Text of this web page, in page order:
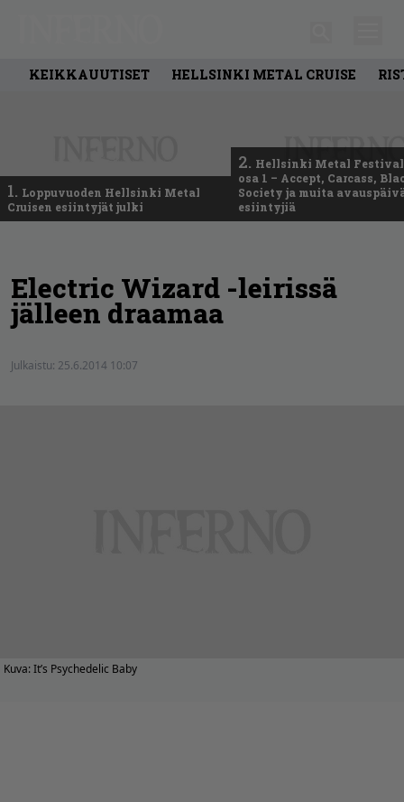
KEIKKAUUTISET HELLSINKI METAL CRUISE
1. Loppuvuoden Hellsinki Metal
Cruisen esiintyjät julki
2. Hellsinki Metal
osa 1 – Accept, Carcass,
Society ja muita
esiintyjiä
Electric Wizard -leirissä
jälleen draamaa
Julkaistu: 25.6.2014 10:07
Kuva: It’s Psychedelic Baby